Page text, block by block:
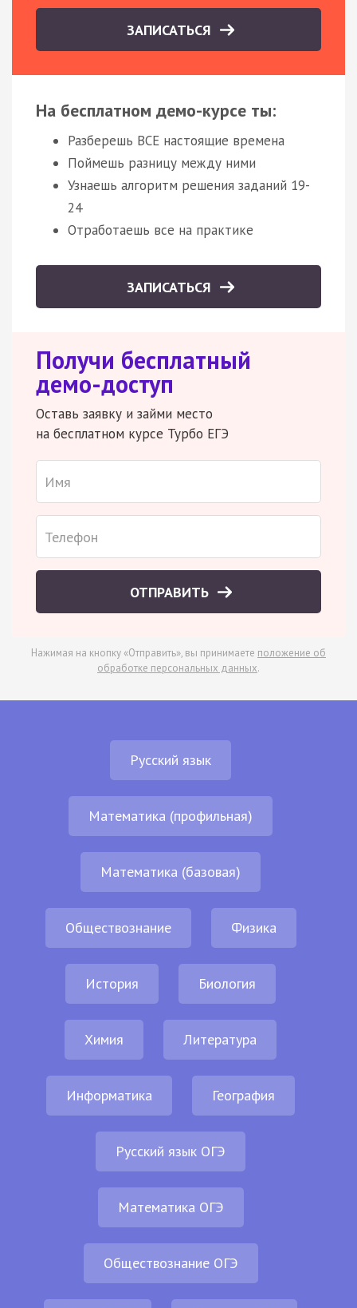
ЗАПИСАТЬСЯ
На бесплатном демо-курсе ты:
Разберешь ВСЕ настоящие времена
Поймешь разницу между ними
Узнаешь алгоритм решения заданий 19-
24
Отработаешь все на практике
ЗАПИСАТЬСЯ
Получи бесплатный
демо-доступ
Оставь заявку и займи место
на бесплатном курсе Турбо ЕГЭ
ОТПРАВИТЬ
Нажимая на кнопку «Отправить», вы принимаете положение об
обработке персональных данных.
Русский язык
Математика (профильная)
Математика (базовая)
Обществознание Физика
История Биология
Химия Литература
Информатика География
Русский язык ОГЭ
Математика ОГЭ
Обществознание ОГЭ